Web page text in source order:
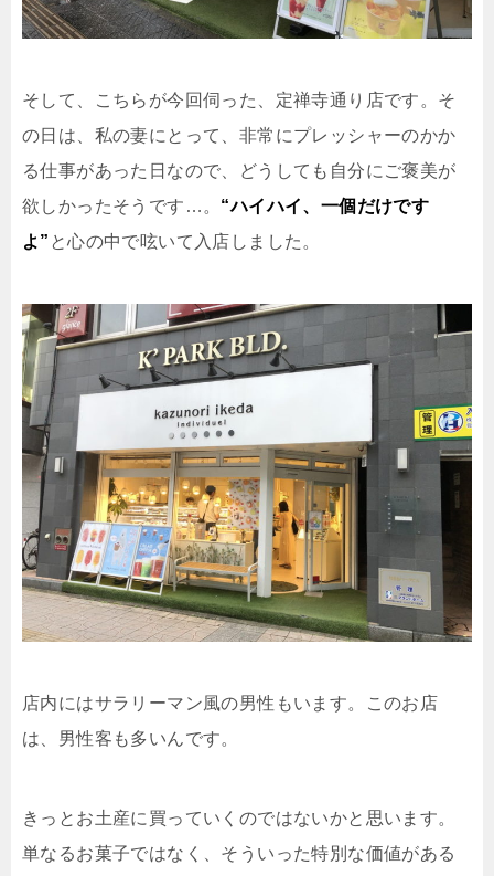
そして、こちらが今回伺った、定禅寺通り店です。そ
の日は、私の妻にとって、非常にプレッシャーのかか
る仕事があった日なので、どうしても自分にご褒美が
欲しかったそうです…。 “ハイハイ、一個だけです
よ” と心の中で呟いて入店しました。
店内にはサラリーマン風の男性もいます。このお店
は、男性客も多いんです。
きっとお土産に買っていくのではないかと思います。
単なるお菓子ではなく、そういった特別な価値がある